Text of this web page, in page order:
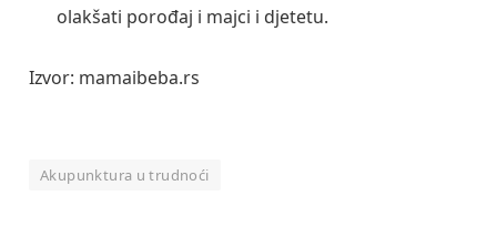
olakšati porođaj i majci i djetetu.
Izvor: mamaibeba.rs
Akupunktura u trudnoći